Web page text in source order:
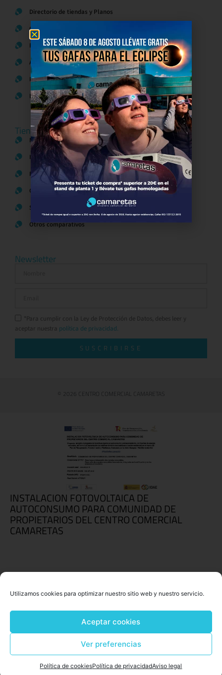
Utilizamos cookies para optimizar nuestro sitio web y nuestro servicio.
Aceptar cookies
Ver preferencias
Política de cookiesPolítica de privacidadAviso legal
Directorio de tiendas y Planos
Contacto
Política de Privacidad
Aviso Legal
Política de Cookies
Bases legales Concursos y Promociones
Tiendas
Moda
Hogar y Alimentación
Regalos y Complementos
Ocio y Restauración
Servicios
Otros comparativos
Newsletter
*Para cumplir con la Ley de Protección de Datos, debes leer y
aceptar nuestra política de privacidad.
SUSCRIBIRSE
© 2026 CENTRO COMERCIAL CAMARETAS
INSTALACION FOTOVOLTAICA DE
AUTOCONSUMO PARA COMUNIDAD DE
PROPIETARIOS DEL CENTRO COMERCIAL
CAMARETAS